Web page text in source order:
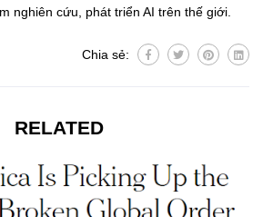
nghiên cứu, phát triển AI trên thế giới.
Chia sẻ:
RELATED